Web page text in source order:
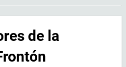
de la